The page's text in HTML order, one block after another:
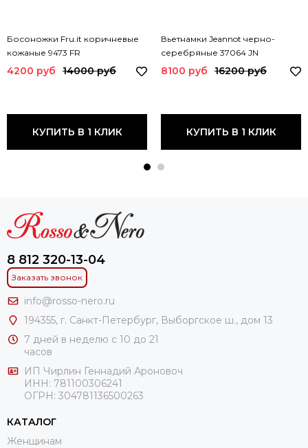
Босоножки Fru.it коричневые
кожаные 9473 FR
4200 руб 14000 руб
КУПИТЬ В 1 КЛИК
Вьетнамки Jeannot черно-
серебряные 37064 JN
8100 руб 16200 руб
КУПИТЬ В 1 КЛИК
8 812 320-13-04
Заказать звонок
info@rosso-nero.ru
194355, г. Санкт-Петербург, Выборгское ш., дом 13
7 дней в неделю с 10 до 21
часов
ИП Чирлин Геннадий Ароновоч
ИНН: 781100306241
ОГРН: 304781136500263
КАТАЛОГ
Женщинам